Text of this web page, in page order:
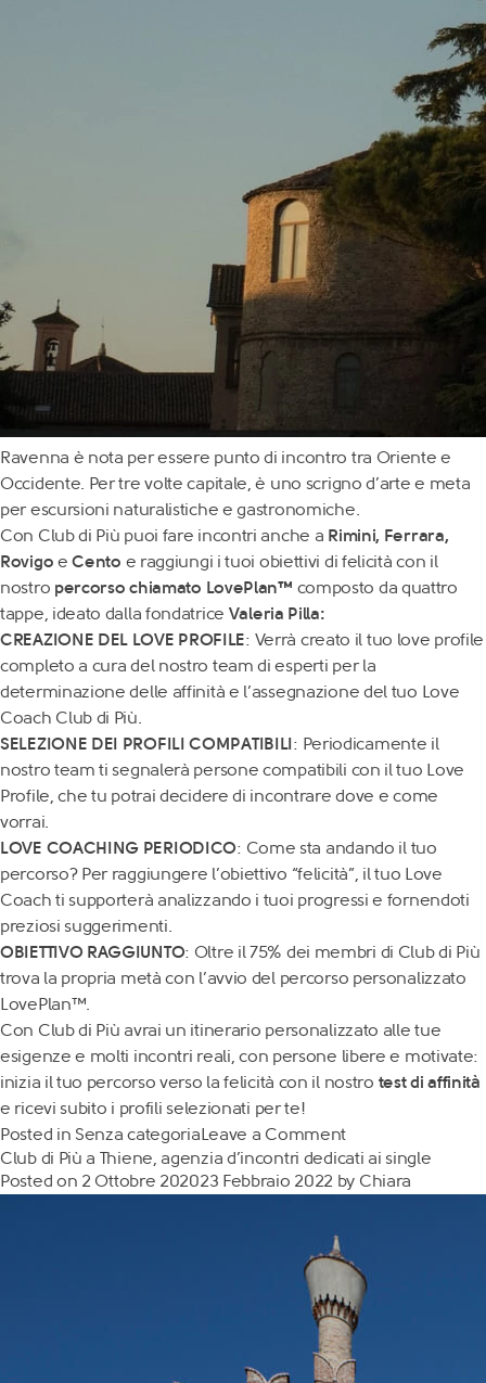
Ravenna è nota per essere punto di incontro tra Oriente e
Occidente. Per tre volte capitale, è uno scrigno d’arte e meta
per escursioni naturalistiche e gastronomiche.
Con Club di Più puoi fare incontri anche a Rimini, Ferrara,
Rovigo eCento e raggiungi i tuoi obiettivi di felicità con il
nostro percorso chiamato LovePlan™ composto da quattro
tappe, ideato dalla fondatrice Valeria Pilla:
CREAZIONE DEL LOVE PROFILE: Verrà creato il tuo love profile
completo a cura del nostro team di esperti per la
determinazione delle affinità e l’assegnazione del tuo Love
Coach Club di Più.
SELEZIONE DEI PROFILI COMPATIBILI: Periodicamente il
nostro team ti segnalerà persone compatibili con il tuo Love
Profile, che tu potrai decidere di incontrare dove e come
vorrai.
LOVE COACHING PERIODICO: Come sta andando il tuo
percorso? Per raggiungere l’obiettivo “felicità”, il tuo Love
Coach ti supporterà analizzando i tuoi progressi e fornendoti
preziosi suggerimenti.
OBIETTIVO RAGGIUNTO: Oltre il 75% dei membri di Club di Più
trova la propria metà con l’avvio del percorso personalizzato
LovePlan™.
Con Club di Più avrai un itinerario personalizzato alle tue
esigenze e molti incontri reali, con persone libere e motivate:
inizia il tuo percorso verso la felicità con il nostro test di affinità
e ricevi subito i profili selezionati per te!
Posted in Senza categoriaLeave a Comment
Club di Più a Thiene, agenzia d’incontri dedicati ai single
Posted on 2 Ottobre 202023 Febbraio 2022 by Chiara